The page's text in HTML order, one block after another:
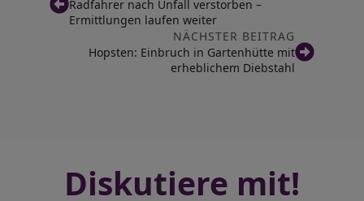
Radfahrer nach Unfall verstorben –
Ermittlungen laufen weiter
NÄCHSTER BEITRAG
Hopsten: Einbruch in Gartenhütte mit
erheblichem Diebstahl
Diskutiere mit!